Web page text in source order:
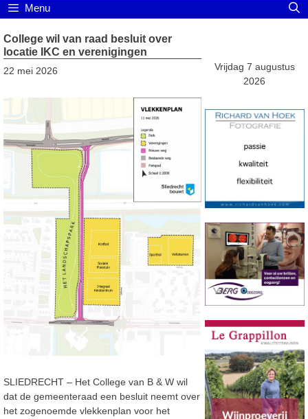
Menu
College wil van raad besluit over
locatie IKC en verenigingen
22 mei 2026
SLIEDRECHT – Het College van B & W wil
dat de gemeenteraad een besluit neemt over
het zogenoemde vlekkenplan voor het
Vrijdag 7 augustus
2026